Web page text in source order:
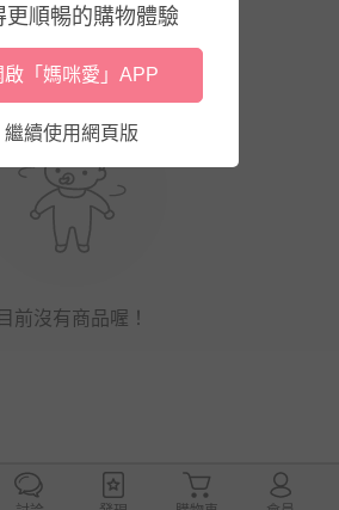
目前沒有商品喔！
更順暢的購物體驗
啟「媽咪愛」APP
繼續使用網頁版